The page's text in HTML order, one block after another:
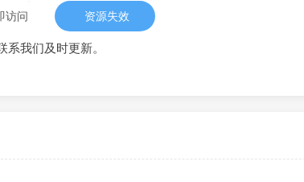
访问 资源失效
我们及时更新。